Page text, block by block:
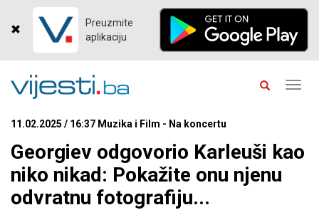
Preuzmite
aplikaciju
11.02.2025 / 16:37 Muzika i Film - Na koncertu
Georgiev odgovorio Karleuši kao
niko nikad: Pokažite onu njenu
odvratnu fotografiju...